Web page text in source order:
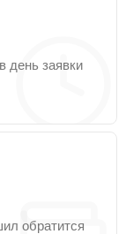
день заявки
обратится